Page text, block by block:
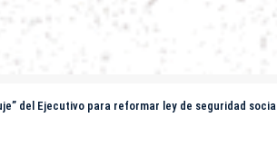
del Ejecutivo para reformar ley de seguridad social